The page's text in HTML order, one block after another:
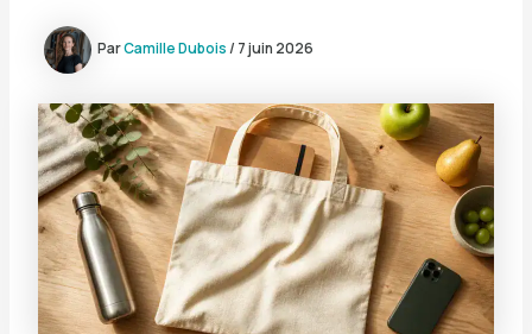
ParCamille Dubois/ 7 juin 2026